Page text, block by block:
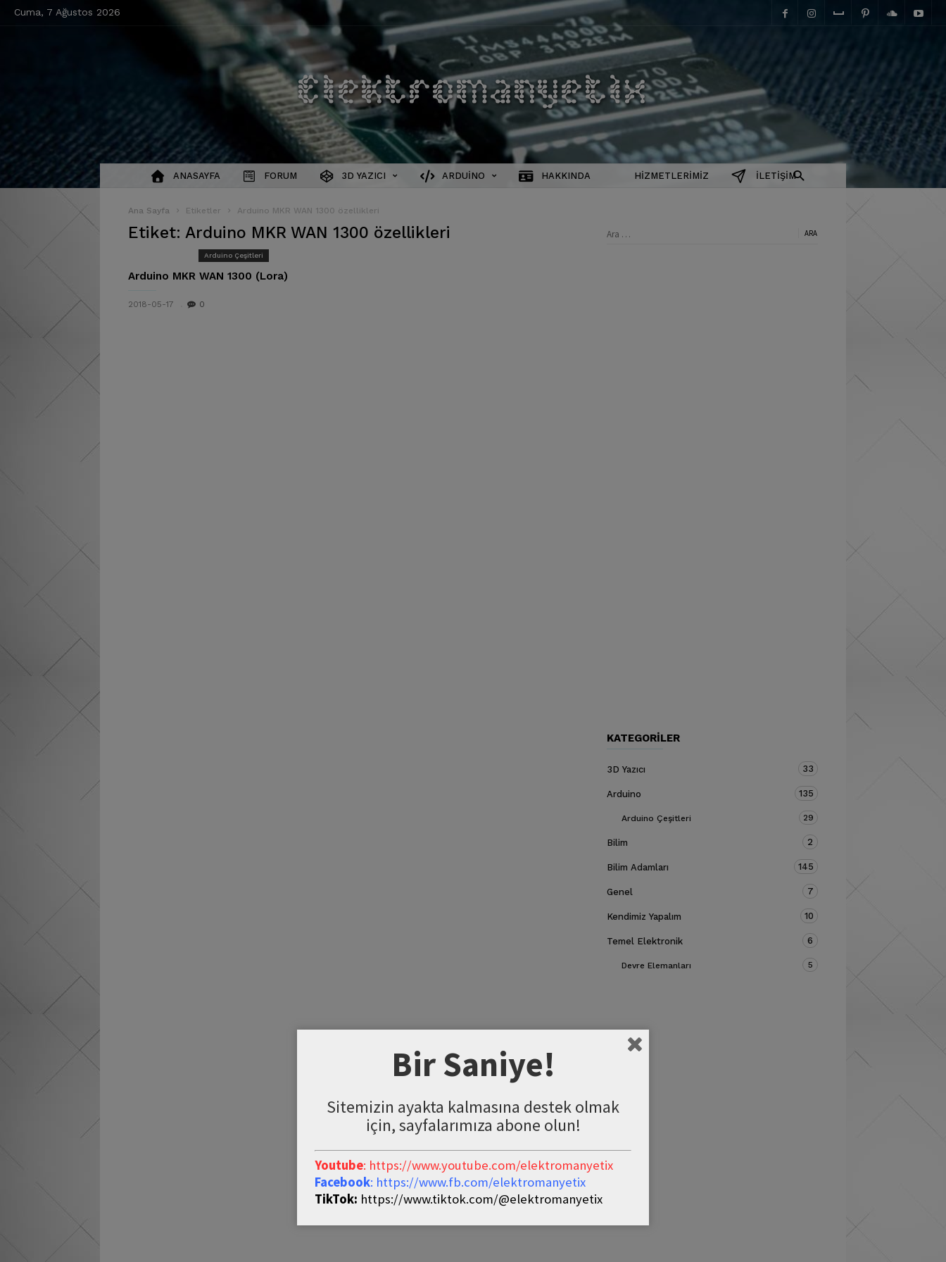
Cuma, 7 Ağustos 2026
elektromanyetix
ANASAYFA FORUM 3D YAZICI ARDUINO HAKKINDA HIZMETLERIMIZ İLETIŞIM
Ana Sayfa Etiketler Arduino MKR WAN 1300 özellikleri
Etiket: Arduino MKR WAN 1300 özellikleri
Arduino Çeşitleri
Arduino MKR WAN 1300 (Lora)
2018-05-17 0
Arama:
KATEGORILER
3D Yazıcı 33
Arduino 135
Arduino Çeşitleri 29
Bilim 2
Bilim Adamları 145
Genel 7
Kendimiz Yapalım 10
Temel Elektronik 6
Devre Elemanları 5
Bir Saniye!
Sitemizin ayakta kalmasına destek olmak
için, sayfalarımıza abone olun!
Youtube: https://www.youtube.com/elektromanyetix
Facebook: https://www.fb.com/elektromanyetix
TikTok: https://www.tiktok.com/@elektromanyetix